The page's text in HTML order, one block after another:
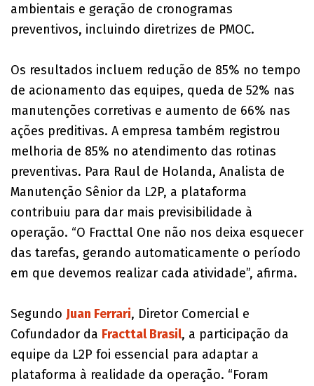
ambientais e geração de cronogramas
preventivos, incluindo diretrizes de PMOC.
Os resultados incluem redução de 85% no tempo
de acionamento das equipes, queda de 52% nas
manutenções corretivas e aumento de 66% nas
ações preditivas. A empresa também registrou
melhoria de 85% no atendimento das rotinas
preventivas. Para Raul de Holanda, Analista de
Manutenção Sênior da L2P, a plataforma
contribuiu para dar mais previsibilidade à
operação. “O Fracttal One não nos deixa esquecer
das tarefas, gerando automaticamente o período
em que devemos realizar cada atividade”, afirma.
Segundo Juan Ferrari, Diretor Comercial e
Cofundador da Fracttal Brasil, a participação da
equipe da L2P foi essencial para adaptar a
plataforma à realidade da operação. “Foram